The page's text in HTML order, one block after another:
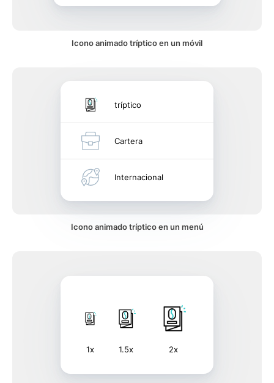
Icono animado tríptico en un móvil
tríptico
Cartera
Internacional
Icono animado tríptico en un menú
1x 1.5x 2x